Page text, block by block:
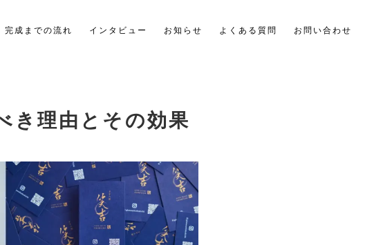
完成までの流れ インタビュー お知らせ よくある質問 お問い合わせ
き理由とその効果